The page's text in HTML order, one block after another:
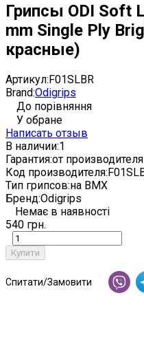
Грипсы ODI Soft
mm Single Ply
красные)
Артикул:F01SLBR
Brand:Odigrips
До порівняння
У обране
Написать отзыв
В наличии:1
Гарантия:от производителя
Код производителя:
Тип грипсов:на BMX
Бренд:Odigrips
Немає в наявності
540 грн.
Купити
Спитати/Замовити